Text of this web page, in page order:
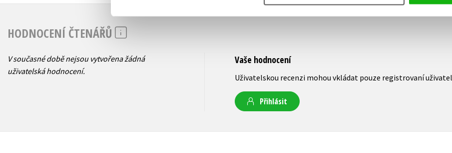
HODNOCENÍ ČTENÁŘŮ
V současné době nejsou vytvořena žádná
uživatelská hodnocení.
Vaše hodnocení
Uživatelskou recenzi mohou vkládat pouze registrovaní
Přihlásit